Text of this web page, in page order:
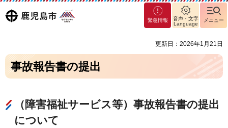
鹿児島
マグ
マシ
緊急情報
音声・文字
Language
メニュー
更新日：2026年1月21日
事故報告書の提出
（障害福祉サービス等）事故報告書の提出
について